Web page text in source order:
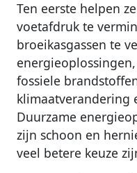
Ten eerste helpen
voetafdruk te
broeikasgassen te
fossiele
klimaatverandering
Duurzame
zijn schoon en
veel betere keuze